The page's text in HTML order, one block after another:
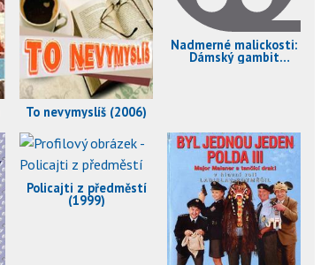
To nevymyslíš (2006)
Nadmerné malickosti:
Dámský gambit
(2006)
Policajti z předměstí
(1999)